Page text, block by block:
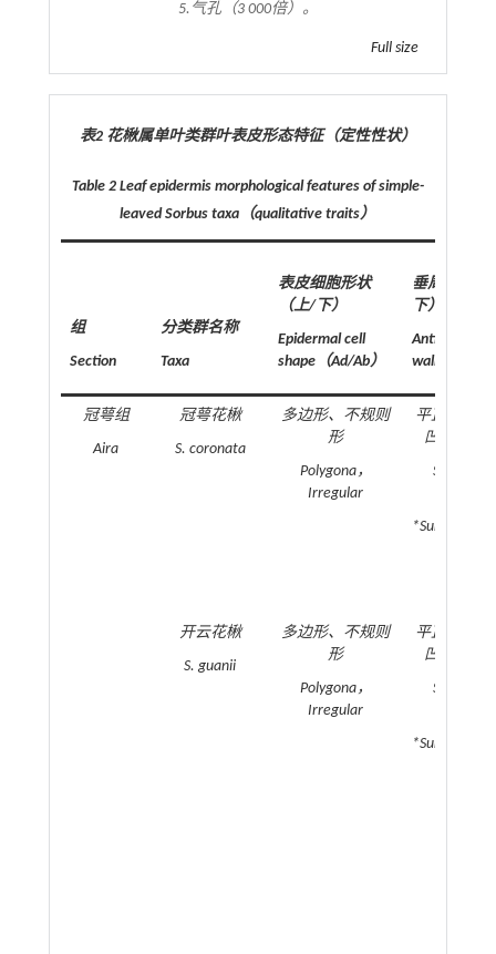
5.气孔（3 000倍）。
Full size
表2 花楸属单叶类群叶表皮形态特征（定性性状）
Table 2 Leaf epidermis morphological features of simple-
leavedSorbus taxa （qualitative traits）
组
Section
分类群名称
Taxa
表皮细胞形状
（上/下）
Epidermal cell
shape（Ad/Ab）
垂周壁（上/
下）
Anticlinal
wall（Ad/Ab
冠萼组
Aira
冠萼花楸
S. coronata
多边形、不规则
形
Polygona，
Irregular
平直、弧
凹陷/不可
Straight
*Sunken/
开云花楸
S. guanii
多边形、不规则
形
Polygona，
Irregular
平直、弧
凹陷/不可
Straight
*Sunken/